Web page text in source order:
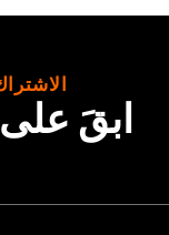
for full details
ابقَ